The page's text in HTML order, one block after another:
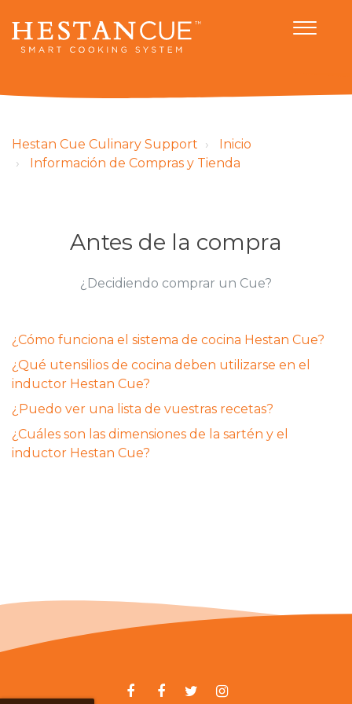
Hestan Cue Culinary Support
Inicio
Información de Compras y Tienda
Antes de la compra
¿Decidiendo comprar un Cue?
¿Cómo funciona el sistema de cocina Hestan Cue?
¿Qué utensilios de cocina deben utilizarse en el
inductor Hestan Cue?
¿Puedo ver una lista de vuestras recetas?
¿Cuáles son las dimensiones de la sartén y el
inductor Hestan Cue?